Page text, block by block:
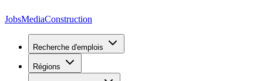
JobsMediaConstruction
Recherche d'emplois
Régions